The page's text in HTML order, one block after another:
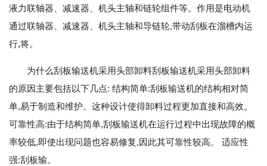
液力联轴器、减速器、机头主轴和链轮组件等。作用是电动机
通过联轴器、减速器、机头主轴和导链轮,带动刮板在溜槽内运
行,将。
为什么刮板输送机采用头部卸料刮板输送机采用头部卸料
的原因主要包括以下几点: 结构简单:刮板输送机的结构相对简
单,易于制造和维护。这种设计使得卸料过程更加直接和高效。
可靠性高:由于结构简单,刮板输送机在运行过程中出现故障的概
率较低,即使出现问题也容易修复,因此其可靠性较高。 适应性
强:刮板输。